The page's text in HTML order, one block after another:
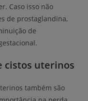
Caso isso não
de prostaglandina,
de
cistos uterinos
também são